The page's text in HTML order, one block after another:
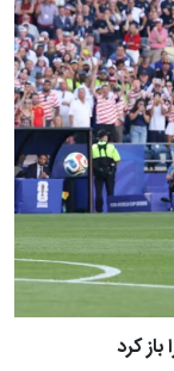
کرد